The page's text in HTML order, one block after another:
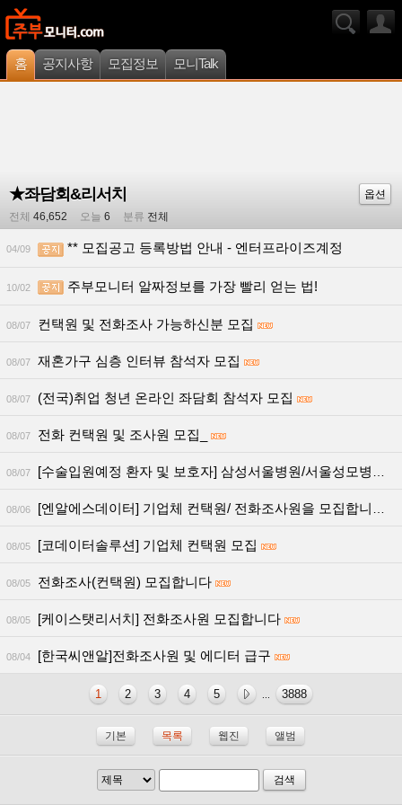
홈 공지사항 모집정보 모니Talk
★좌담회&리서치
옵션
전체 46,652 오늘 6 분류 전체
04/09 ** 모집공고 등록방법 안내 - 엔터프라이즈계정
10/02 주부모니터 알짜정보를 가장 빨리 얻는 법!
08/07 컨택원 및 전화조사 가능하신분 모집
08/07 재혼가구 심층 인터뷰 참석자 모집
08/07 (전국)취업 청년 온라인 좌담회 참석자 모집
08/07 전화 컨택원 및 조사원 모집_
08/07 [수술입원예정 환자 및 보호자] 삼성서울병원/서울성모병원/서울아산병원
08/06 [엔알에스데이터] 기업체 컨택원/ 전화조사원을 모집합니다.
08/05 [코데이터솔루션] 기업체 컨택원 모집
08/05 전화조사(컨택원) 모집합니다
08/05 [케이스탯리서치] 전화조사원 모집합니다
08/04 [한국씨앤알]전화조사원 및 에디터 급구
1 2 3 4 5 3888
기본 목록 웹진 앨범
검색